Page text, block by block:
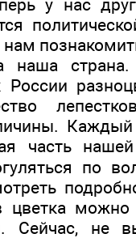
у нас
нам
наша
России
Каждый
часть
по
цветка
Сейчас, не